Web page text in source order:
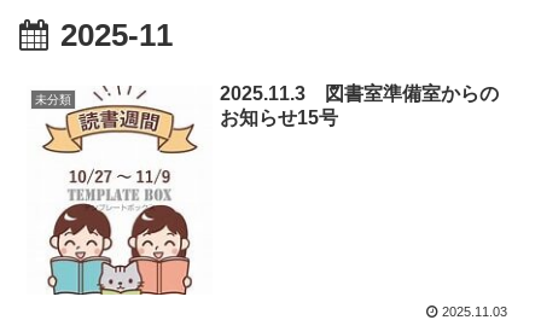
2025-11
未分類
2025.11.3 図書室準備室からの
お知らせ15号
2025.11.03